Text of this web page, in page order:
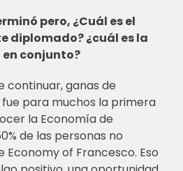
pero, ¿Cuál es el
diplomado? ¿cuál es la
conjunto?
continuar, ganas de
para muchos la primera
la Economía de
de las personas no
Economy of Francesco. Eso